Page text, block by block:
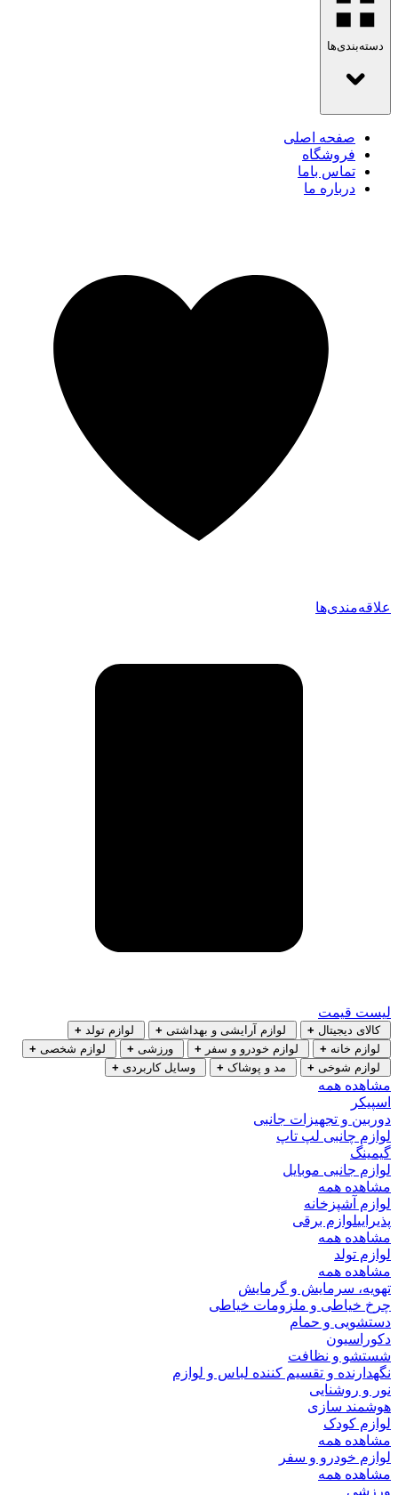
دسته‌بندی‌ها
صفحه اصلی
فروشگاه
تماس باما
درباره ما
علاقه‌مندی‌ها
لیست قیمت
کالای دیجیتال + لوازم آرایشی و بهداشتی + لوازم تولد +
لوازم خانه + لوازم خودرو و سفر + ورزشی + لوازم شخصی +
لوازم شوخی + مد و پوشاک + وسایل کاربردی +
مشاهده همه
اسپیکر
دوربین و تجهیزات جانبی
لوازم چانبی لپ تاپ
گیمینگ
لوازم جانبی موبایل
مشاهده همه
لوازم آشپزخانه
پذیراییلوازم برقی
مشاهده همه
لوازم تولد
مشاهده همه
تهویه، سرمایش و گرمایش
چرخ خیاطی و ملزومات خیاطی
دستشویی و حمام
دکوراسیون
شستشو و نظافت
نگهدارنده و تقسیم کننده لباس و لوازم
نور و روشنایی
هوشمند سازی
لوازم کودک
مشاهده همه
لوازم خودرو و سفر
مشاهده همه
ورزشی